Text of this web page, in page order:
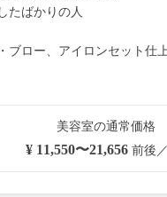
たばかりの人
ブロー、アイロンセット仕
美容室の通常価格
¥ 11,550〜21,656前後